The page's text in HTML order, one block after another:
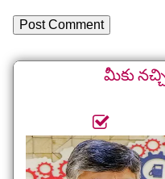
మీకు